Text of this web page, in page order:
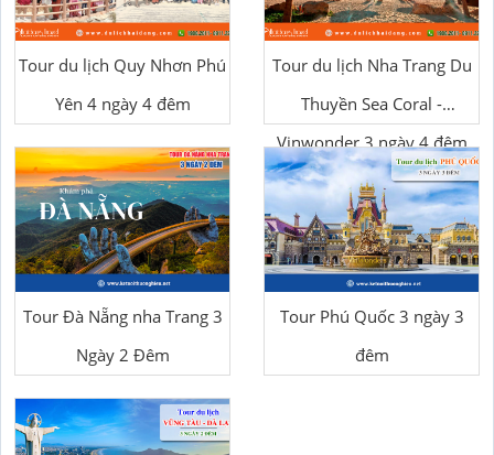
Tour du lịch Quy Nhơn Phú
Yên 4 ngày 4 đêm
Tour du lịch Nha Trang Du
Thuyền Sea Coral -
Vinwonder 3 ngày 4 đêm
Tour Đà Nẵng nha Trang 3
Ngày 2 Đêm
Tour Phú Quốc 3 ngày 3
đêm